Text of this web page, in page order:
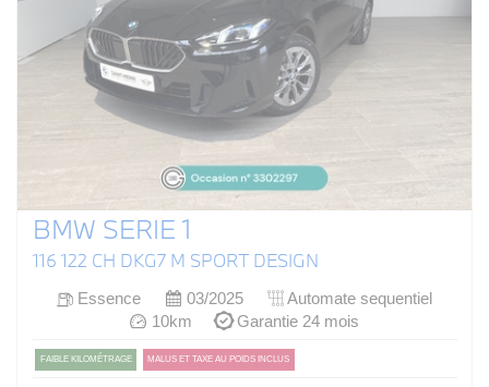
BMW SERIE 1
116 122 CH DKG7 M SPORT DESIGN
Essence 03/2025
Automate sequentiel
10km
Garantie 24 mois
FAIBLE KILOMÉTRAGE MALUS ET TAXE AU POIDS INCLUS